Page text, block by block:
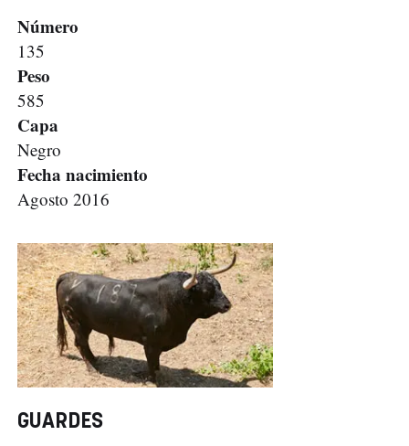
Número
135
Peso
585
Capa
Negro
Fecha nacimiento
Agosto 2016
GUARDES